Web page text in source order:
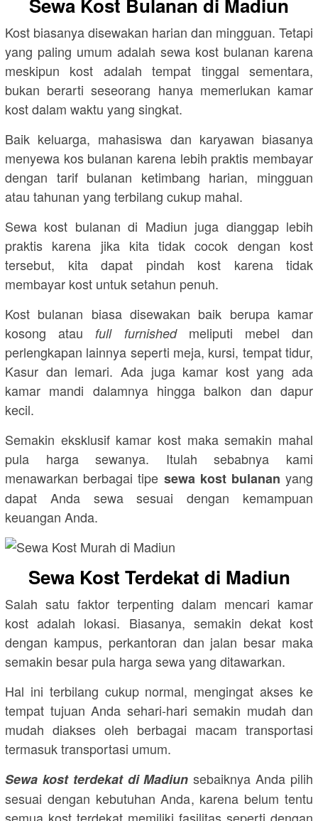
Sewa Kost Bulanan di Madiun
Kost biasanya disewakan harian dan mingguan. Tetapi
yang paling umum adalah sewa kost bulanan karena
meskipun kost adalah tempat tinggal sementara,
bukan berarti seseorang hanya memerlukan kamar
kost dalam waktu yang singkat.
Baik keluarga, mahasiswa dan karyawan biasanya
menyewa kos bulanan karena lebih praktis membayar
dengan tarif bulanan ketimbang harian, mingguan
atau tahunan yang terbilang cukup mahal.
Sewa kost bulanan di Madiun juga dianggap lebih
praktis karena jika kita tidak cocok dengan kost
tersebut, kita dapat pindah kost karena tidak
membayar kost untuk setahun penuh.
Kost bulanan biasa disewakan baik berupa kamar
kosong ataufull furnished meliputi mebel dan
perlengkapan lainnya seperti meja, kursi, tempat tidur,
Kasur dan lemari. Ada juga kamar kost yang ada
kamar mandi dalamnya hingga balkon dan dapur
kecil.
Semakin eksklusif kamar kost maka semakin mahal
pula harga sewanya. Itulah sebabnya kami
menawarkan berbagai tipe sewa kost bulanan yang
dapat Anda sewa sesuai dengan kemampuan
keuangan Anda.
Sewa Kost Terdekat di Madiun
Salah satu faktor terpenting dalam mencari kamar
kost adalah lokasi. Biasanya, semakin dekat kost
dengan kampus, perkantoran dan jalan besar maka
semakin besar pula harga sewa yang ditawarkan.
Hal ini terbilang cukup normal, mengingat akses ke
tempat tujuan Anda sehari-hari semakin mudah dan
mudah diakses oleh berbagai macam transportasi
termasuk transportasi umum.
Sewa kost terdekat di Madiun sebaiknya Anda pilih
sesuai dengan kebutuhan Anda, karena belum tentu